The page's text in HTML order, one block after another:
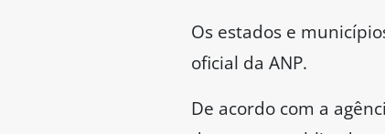
Os estados e
oficial da ANP.
De acordo com a